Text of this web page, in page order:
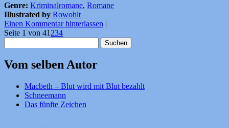
Genre: Kriminalromane, Romane
Illustrated by Rowohlt
Einen Kommentar hinterlassen |
Seite 1 von 41 234
nach:
Vom selben Autor
Macbeth – Blut wird mit Blut bezahlt
Schneemann
Das fünfte Zeichen